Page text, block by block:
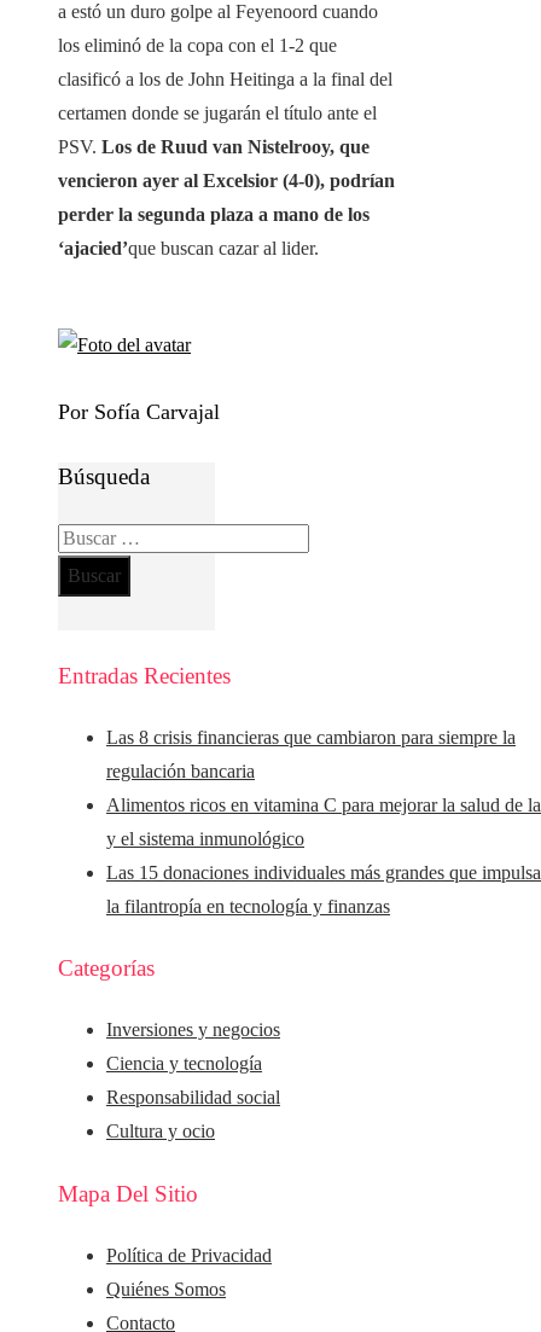
a estó un duro golpe al Feyenoord cuando
los eliminó de la copa con el 1-2 que
clasificó a los de John Heitinga a la final del
certamen donde se jugarán el título ante el
PSV. Los de Ruud van Nistelrooy, que
vencieron ayer al Excelsior (4-0), podrían
perder la segunda plaza a mano de los
‘ajacied’que buscan cazar al lider.
Por Sofía Carvajal
Búsqueda
Buscar:
Entradas Recientes
Las 8 crisis financieras que cambiaron para siempre la
regulación bancaria
Alimentos ricos en vitamina C para mejorar la salud de
y el sistema inmunológico
Las 15 donaciones individuales más grandes que
la filantropía en tecnología y finanzas
Categorías
Inversiones y negocios
Ciencia y tecnología
Responsabilidad social
Cultura y ocio
Mapa Del Sitio
Política de Privacidad
Quiénes Somos
Contacto